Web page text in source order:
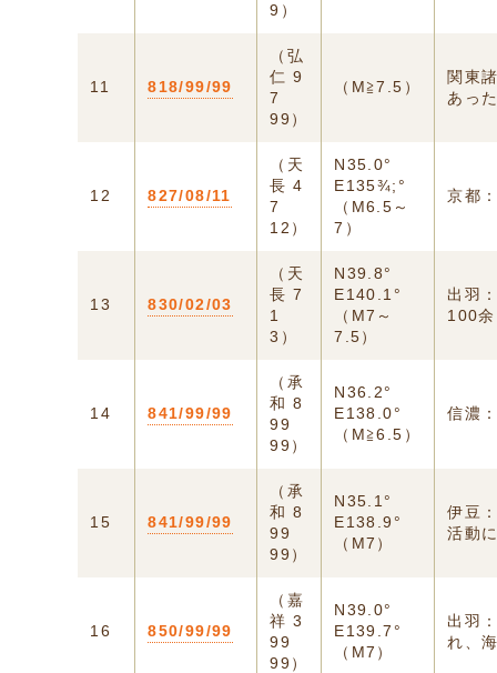
9）
11 818/99/99
（弘
仁 9
7
99）
（M≧7.5）
関東
あっ
12 827/08/11
（天
長 4
7
12）
N35.0°
E135¾;°
（M6.5～
7）
京都
13 830/02/03
（天
長 7
1
3）
N39.8°
E140.1°
（M7～
7.5）
出羽
100
14 841/99/99
（承
和 8
99
99）
N36.2°
E138.0°
（M≧6.5）
信濃
15 841/99/99
（承
和 8
99
99）
N35.1°
E138.9°
（M7）
伊豆
活動
16 850/99/99
（嘉
祥 3
99
99）
N39.0°
E139.7°
（M7）
出羽
れ、